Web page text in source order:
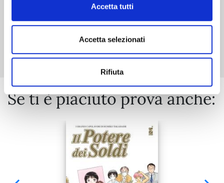
Accetta tutti
Accetta selezionati
Rifiuta
Mostra tutto
Se ti è piaciuto prova anche: